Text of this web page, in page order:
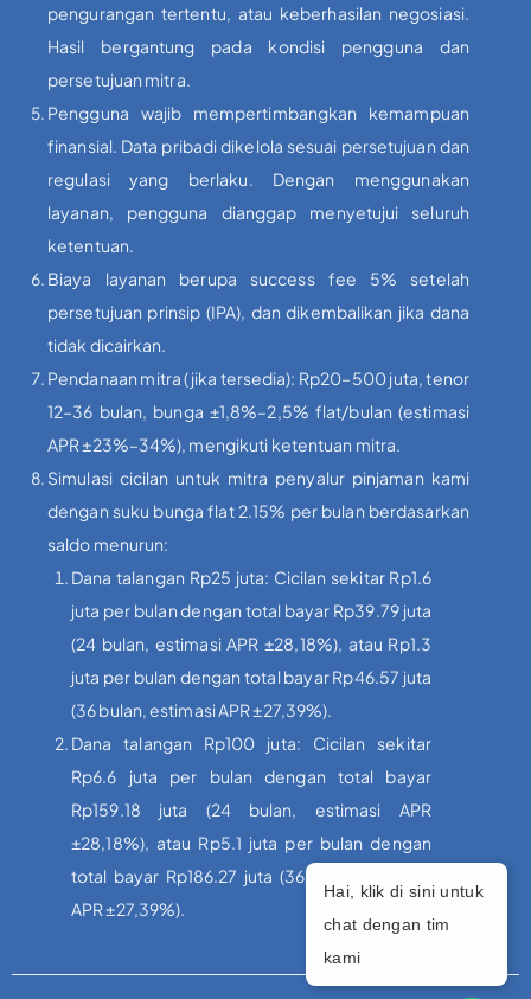
pengurangan tertentu, atau keberhasilan negosiasi.
Hasil bergantung pada kondisi pengguna dan
persetujuan mitra.
Pengguna wajib mempertimbangkan kemampuan
finansial. Data pribadi dikelola sesuai persetujuan dan
regulasi yang berlaku. Dengan menggunakan
layanan, pengguna dianggap menyetujui seluruh
ketentuan.
Biaya layanan berupa success fee 5% setelah
persetujuan prinsip (IPA), dan dikembalikan jika dana
tidak dicairkan.
Pendanaan mitra (jika tersedia): Rp20–500 juta, tenor
12–36 bulan, bunga ±1,8%–2,5% flat/bulan (estimasi
APR ±23%–34%), mengikuti ketentuan mitra.
Simulasi cicilan untuk mitra penyalur pinjaman kami
dengan suku bunga flat 2.15% per bulan berdasarkan
saldo menurun:
Dana talangan Rp25 juta: Cicilan sekitar Rp1.6
juta per bulan dengan total bayar Rp39.79 juta
(24 bulan, estimasi APR ±28,18%), atau Rp1.3
juta per bulan dengan total bayar Rp46.57 juta
(36 bulan, estimasi APR ±27,39%).
Dana talangan Rp100 juta: Cicilan sekitar
Rp6.6 juta per bulan dengan total bayar
Rp159.18 juta (24 bulan, estimasi APR
±28,18%), atau Rp5.1 juta per bulan dengan
total bayar Rp186.27 juta (36 bulan, estimasi
APR ±27,39%).
Hai, klik di sini untuk
chat dengan tim
kami